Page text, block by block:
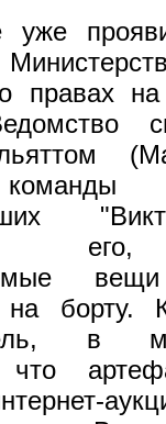
уже
правах на
на борту.
в
что